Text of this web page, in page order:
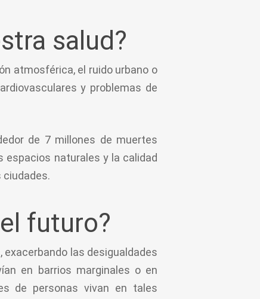
salud?
atmosférica, el ruido urbano o
y problemas de
de 7 millones de muertes
espacios naturales y la calidad
ciudades.
futuro?
las desigualdades
en barrios marginales o en
de personas vivan en tales